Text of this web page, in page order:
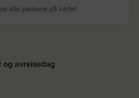
se alle parkene på kartet